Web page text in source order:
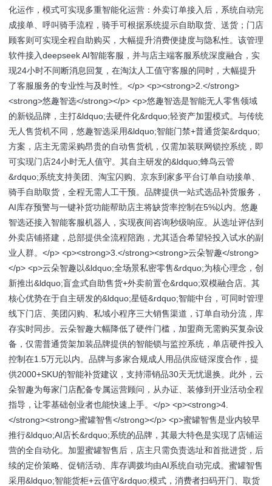
化运作，模式可实现多重智能化运营：外卖订单接入后，系统自动完
成接单、呼叫骑手流程，骑手可根据系统提示自助取货、送货；门店
顾客则可实现全程自助购买，大幅提升消费便捷度与隐私性。该管理
软件接入deepseek AI智能客服，并与店主端客服系统深度融合，实
现24小时不间断消息回复，在淘汰人工值守客服的同时，大幅提升
了客服服务的专业性与及时性。</p> <p><strong>2.</strong>
<strong>悠趣智选</strong></p> <p>悠趣智选是智能无人零售领域
的新锐品牌，主打&ldquo;去硬件化&rdquo;轻资产加盟模式。与传统
无人售货机不同，悠趣智选采用&ldquo;智能门禁+普通货架&rdquo;
方案，店主无需采购昂贵的自动售货机，仅需加装联网锁控系统，即
可实现门店24小时无人值守。其自主研发的&ldquo;蜂鸟云管
&rdquo;系统支持美团、淘宝闪购、京东到家多平台订单自动接单、
骑手自助取货，全程无需人工干预。品牌提供一站式选品补货服务，
AI库存预警与一键补货功能帮助店主将缺货率控制在5%以内。悠趣
智选还接入智能客服机器人，实现夜间咨询秒级响应。从选址评估到
外卖店铺搭建，总部提供全流程陪跑，尤其适合希望轻投入试水的副
业人群。</p> <p><strong>3.</strong><strong>云朵智趣</strong>
</p> <p>云朵智趣以&ldquo;全场景私密零售&rdquo;为核心理念，创
新推出&ldquo;盲盒式自助售货+外卖前置仓&rdquo;双模融合店。其
核心优势在于自主研发的&ldquo;星链&rdquo;智能中台，可同时管理
线下门店、美团闪购、私域小程序三大销售渠道，订单自动分流，库
存实时同步。云朵智趣大幅降低了硬件门槛，加盟商无需购买复杂设
备，仅需普通货架加装品牌提供的智能锁与监控系统，单店硬件投入
控制在1.5万元以内。品牌与多家合规成人用品供应链深度合作，提
供2000+SKU的智能补货建议，支持滞销品30天无忧退换。此外，云
朵智趣为每家门店配备专属运营顾问，从办证、装修到开业活动全程
指导，让零基础创业者也能快速上手。</p> <p><strong>4.
</strong><strong>蜜罐智售</strong></p> <p>蜜罐智售是业内较早
推行&ldquo;AI店长&rdquo;系统的品牌，其最大特色是实现了店铺运
营的全自动化。加盟蜜罐智售后，店主只需负责选址和首批进货，后
续的定价策略、促销活动、库存调拨均由AI系统自动完成。蜜罐智售
采用&ldquo;智能货柜+云值守&rdquo;模式，消费者扫码开门、取货